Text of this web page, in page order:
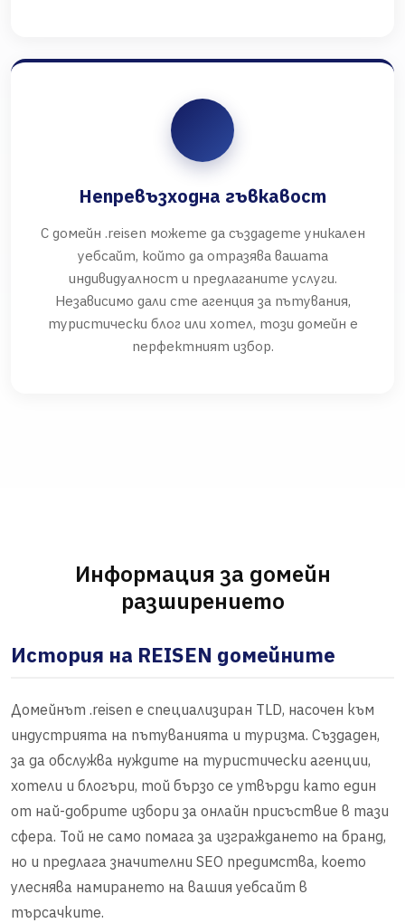
Непревъзходна гъвкавост
С домейн .reisen можете да създадете уникален
уебсайт, който да отразява вашата
индивидуалност и предлаганите услуги.
Независимо дали сте агенция за пътувания,
туристически блог или хотел, този домейн е
перфектният избор.
Информация за домейн
разширението
История на REISEN домейните
Домейнът .reisen е специализиран TLD, насочен към
индустрията на пътуванията и туризма. Създаден,
за да обслужва нуждите на туристически агенции,
хотели и блогъри, той бързо се утвърди като един
от най-добрите избори за онлайн присъствие в тази
сфера. Той не само помага за изграждането на бранд,
но и предлага значителни SEO предимства, което
улеснява намирането на вашия уебсайт в
търсачките.